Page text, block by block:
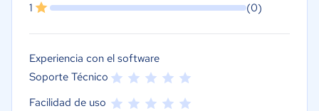
1
(0)
Experiencia con el software
Soporte Técnico
Facilidad de uso